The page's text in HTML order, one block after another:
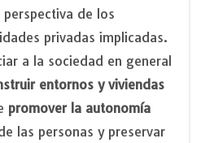
de los
privadas implicadas.
a la sociedad en general
entornos y viviendas
promover la autonomía
las personas y preservar